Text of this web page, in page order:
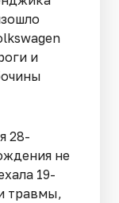
и
28-
не
19-
травмы,